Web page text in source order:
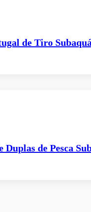
de Tiro
Duplas de Pesca